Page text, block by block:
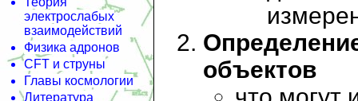
электрослабых
взаимодействий
Физика адронов
CFT и струны
Главы космологии
Литература
объектов